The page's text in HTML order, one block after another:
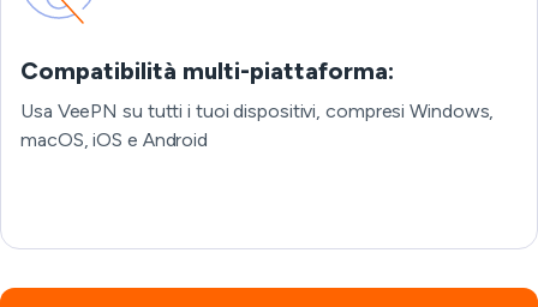
Compatibilità multi-piattaforma:
Usa VeePN su tutti i tuoi dispositivi, compresi Windows,
macOS, iOS e Android